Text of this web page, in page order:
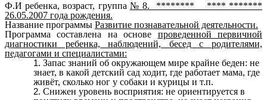
Ф.И ребенка, возраст, группа № 8. ******** **** *******
26.05.2007 года рождения.
Название программы Развитие познавательной деятельности.
Программа составлена на основе проведенной первичной
диагностики ребенка, наблюдений, бесед с родителями,
педагогами и специалистами:
Запас знаний об окружающем мире крайне беден: не
знает, в какой детский сад ходит, где работает мама, где
живёт, сколько ног у собаки и курицы и т.п.
Снижен уровень восприятия: не ориентируется в